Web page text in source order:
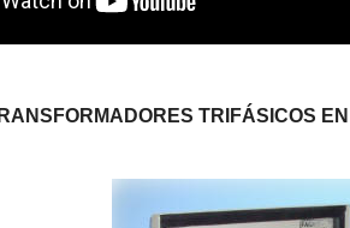
TRIFÁSICOS